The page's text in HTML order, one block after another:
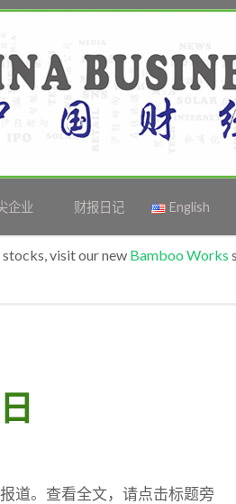
企业 财报日记 English
stocks, visit our new Bamboo Works
道。查看全文，请点击标题旁